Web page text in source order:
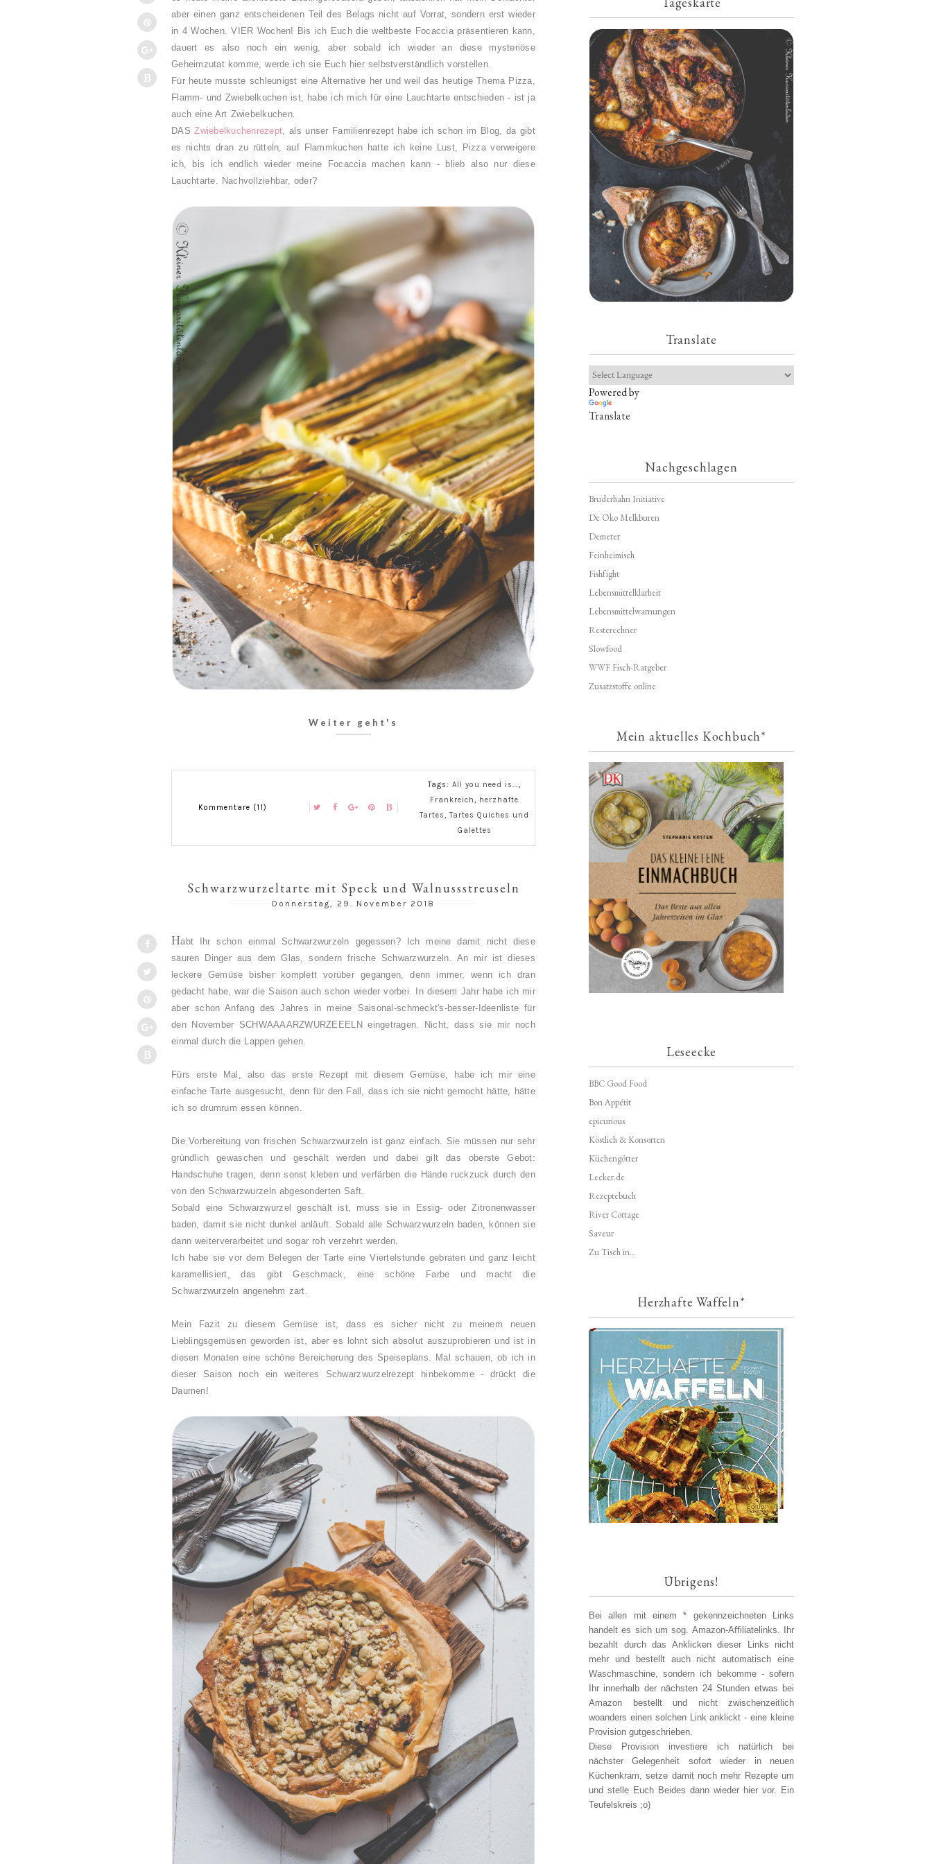
aber einen ganz entscheidenen Teil des Belags nicht auf Vorrat, sondern erst wieder
in 4 Wochen. VIER Wochen! Bis ich Euch die weltbeste Focaccia präsentieren kann,
dauert es also noch ein wenig, aber sobald ich wieder an diese mysteriöse
Geheimzutat komme, werde ich sie Euch hier selbstverständlich vorstellen.
Für heute musste schleunigst eine Alternative her und weil das heutige Thema Pizza,
Flamm- und Zwiebelkuchen ist, habe ich mich für eine Lauchtarte entschieden - ist ja
auch eine Art Zwiebelkuchen.
DASZwiebelkuchenrezept, als unser Familienrezept habe ich schon im Blog, da gibt
es nichts dran zu rütteln, auf Flammkuchen hatte ich keine Lust, Pizza verweigere
ich, bis ich endlich wieder meine Focaccia machen kann - blieb also nur diese
Lauchtarte. Nachvollziehbar, oder?
Weiter geht's
Kommentare (11)
Tags: All you need is...,
Frankreich, herzhafte
Tartes,Tartes Quiches und
Galettes
Schwarzwurzeltarte mit Speck und Walnussstreuseln
Donnerstag, 29. November 2018
Habt Ihr schon einmal Schwarzwurzeln gegessen? Ich meine damit nicht diese
sauren Dinger aus dem Glas, sondern frische Schwarzwurzeln. An mir ist dieses
leckere Gemüse bisher komplett vorüber gegangen, denn immer, wenn ich dran
gedacht habe, war die Saison auch schon wieder vorbei.
In diesem Jahr habe ich mir
aber schon Anfang des Jahres in meine Saisonal-schmeckt's-besser-Ideenliste für
den November SCHWAAAARZWURZEEELN eingetragen. Nicht, dass sie mir noch
einmal durch die Lappen gehen.
Fürs erste Mal, also das erste Rezept mit diesem Gemüse, habe ich mir eine
einfache Tarte ausgesucht, denn für den Fall, dass ich sie nicht gemocht hätte, hätte
ich so drumrum essen können.
Die Vorbereitung von frischen Schwarzwurzeln ist ganz einfach. Sie müssen nur sehr
gründlich gewaschen und geschält werden und dabei gilt das oberste Gebot:
Handschuhe tragen, denn sonst kleben und verfärben die Hände ruckzuck durch den
von den Schwarzwurzeln abgesonderten Saft.
Sobald eine Schwarzwurzel geschält ist, muss sie in Essig- oder Zitronenwasser
baden, damit sie nicht dunkel anläuft. Sobald alle Schwarzwurzeln baden, können sie
dann weiterverarbeitet und sogar roh verzehrt werden.
Ich habe sie vor dem Belegen der Tarte eine Viertelstunde gebraten und ganz leicht
karamellisiert, das gibt Geschmack, eine schöne Farbe und macht die
Schwarzwurzeln angenehm zart.
Mein Fazit zu diesem Gemüse ist, dass es sicher nicht zu meinem neuen
Lieblingsgemüsen geworden ist, aber es lohnt sich absolut auszuprobieren und ist in
diesen Monaten eine schöne Bereicherung des Speiseplans. Mal schauen, ob ich in
dieser Saison noch ein weiteres Schwarzwurzelrezept hinbekomme - drückt die
Daumen!
Geschmorte Hähnchenschenkel auf
Paprikakraut und kleinen Kartoffeln
Translate
Powered by
Translate
Nachgeschlagen
Bruderhahn Initiative
De Öko Melkburen
Demeter
Feinheimisch
Fishfight
Lebensmittelklarheit
Lebensmittelwarnungen
Resterechner
Slowfood
WWF Fisch-Ratgeber
Zusatzstoffe online
Mein aktuelles Kochbuch*
Leseecke
BBC Good Food
Bon Appétit
epicurious
Köstlich & Konsorten
Küchengötter
Lecker.de
Rezeptebuch
River Cottage
Saveur
Zu Tisch in...
Herzhafte Waffeln*
Übrigens!
Bei allen mit einem * gekennzeichneten Links
handelt es sich um sog. Amazon-Affiliatelinks. Ihr
bezahlt durch das Anklicken dieser Links nicht
mehr und bestellt auch nicht automatisch eine
Waschmaschine, sondern ich bekomme - sofern
Ihr innerhalb der nächsten 24 Stunden etwas bei
Amazon bestellt und nicht zwischenzeitlich
woanders einen solchen Link anklickt - eine kleine
Provision gutgeschrieben.
Diese Provision investiere ich natürlich bei
nächster Gelegenheit sofort wieder in neuen
Küchenkram, setze damit noch mehr Rezepte um
und stelle Euch Beides dann wieder hier vor. Ein
Teufelskreis ;o)